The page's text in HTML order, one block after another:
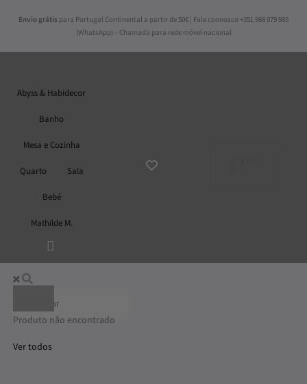
Envio grátis para Portugal Continental a partir de 50€ | Fale connosco +351 968 079 985
(WhatsApp) – Chamada para rede móvel nacional
Abyss & Habidecor
Banho
Mesa e Cozinha
Quarto Sala
Bebé
Mathilde M.
Produto não encontrado
Ver todos